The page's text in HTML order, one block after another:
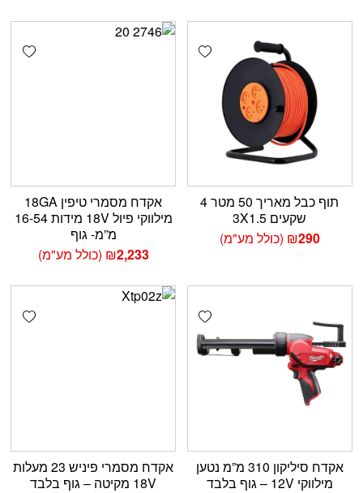
Add wishlist
תוף כבל מאריך 50 מטר 4
שקעים 3X1.5
₪290 (כולל מע"מ)
אקדח מסמרי טיפין 18GA
מילווקי פיול 18V מידות 16-54
מ”מ- גוף
₪2,233 (כולל מע"מ)
Add wishlist
אקדח סיליקון 310 מ”מ נטען
מילווקי 12V – גוף בלבד
אקדח מסמרי פיניש 23 מעלות
18V מקיטה – גוף בלבד